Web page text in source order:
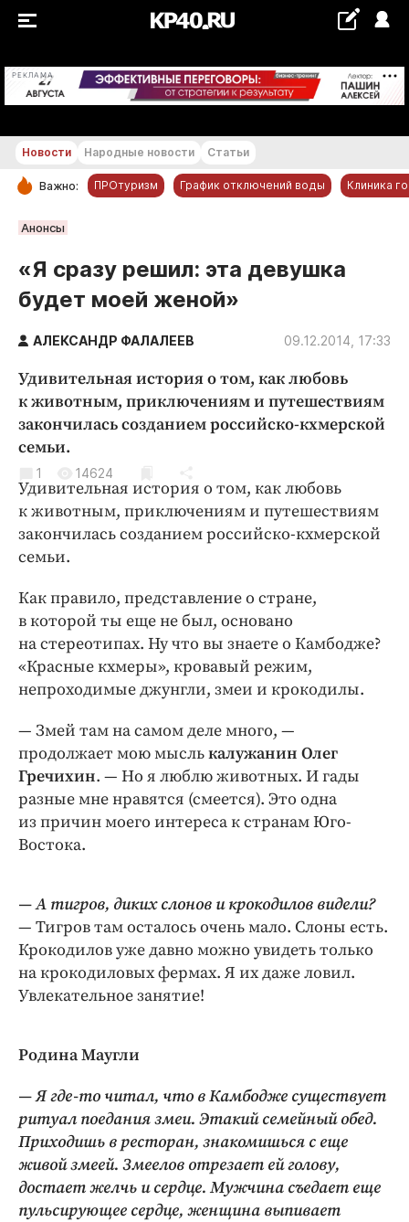
РЕКЛАМА +21...+22 °С
РУБРИКИ
Новости компаний
Статьи
Народные новости
Благоустройство
Криминал
Культура
Недвижимость и ЖКХ
Образование
Общество
Погода
Происшествия
Спорт
Экономика и бизнес
Блоги
Издания
Медиаперсона
Интересное чтиво
Клиника года
Работодатель года
Новости Народные новости Статьи
Важно: ПРОтуризм График отключений воды Клиника
Анонсы
«Я сразу решил: эта девушка
будет моей женой»
АЛЕКСАНДР ФАЛАЛЕЕВ 09.12.2014, 17:33
Удивительная история о том, как любовь
к животным, приключениям и путешествиям
закончилась созданием российско-кхмерской
семьи.
1 14624
Удивительная история о том, как любовь
к животным, приключениям и путешествиям
закончилась созданием российско-кхмерской
семьи.
Как правило, представление о стране,
в которой ты еще не был, основано
на стереотипах. Ну что вы знаете о Камбодже?
«Красные кхмеры», кровавый режим,
непроходимые джунгли, змеи и крокодилы.
— Змей там на самом деле много, —
продолжает мою мыслькалужанин Олег
Гречихин. — Но я люблю животных. И гады
разные мне нравятся (смеется). Это одна
из причин моего интереса к странам Юго-
Востока.
— А тигров, диких слонов и крокодилов видели?
— Тигров там осталось очень мало. Слоны есть.
Крокодилов уже давно можно увидеть только
на крокодиловых фермах. Я их даже ловил.
Увлекательное занятие!
Родина Маугли
— Я где-то читал, что в Камбодже существует
ритуал поедания змеи. Этакий семейный обед.
Приходишь в ресторан, знакомишься с еще
живой змеей. Змеелов отрезает ей голову,
достает желчь и сердце. Мужчина съедает еще
пульсирующее сердце, женщина выпивает